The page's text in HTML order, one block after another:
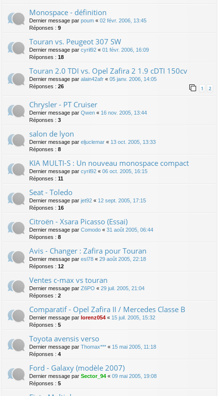
Monospace - définition
Dernier message par poum « 02 févr. 2006, 13:45
Réponses : 9
Touran vs. Peugeot 307 SW
Dernier message par cyril92 « 01 févr. 2006, 16:09
Réponses : 18
Touran 2.0 TDI vs. Opel Zafira 2 1.9 cDTI 150cv
Dernier message par alain42afr « 05 janv. 2006, 14:05
Réponses : 26 1 2
Chrysler - PT Cruiser
Dernier message par Qwen « 16 nov. 2005, 13:44
Réponses : 3
salon de lyon
Dernier message par eljuclemar « 13 oct. 2005, 13:33
Réponses : 8
KIA MULTI-S : Un nouveau monospace compact
Dernier message par cyril92 « 06 oct. 2005, 16:15
Réponses : 11
Seat - Toledo
Dernier message par jet92 « 12 sept. 2005, 17:15
Réponses : 16
Citroën - Xsara Picasso (Essai)
Dernier message par Comodo « 31 août 2005, 06:44
Réponses : 8
Avis - Changer : Zafira pour Touran
Dernier message par esl78 « 29 août 2005, 22:18
Réponses : 12
Ventes c-max vs touran
Dernier message par Z6PO « 29 juil. 2005, 21:04
Réponses : 2
Comparatif - Opel Zafira II / Mercedes Classe B
Dernier message par lorenz054 « 15 juil. 2005, 15:32
Réponses : 5
Toyota avensis verso
Dernier message par Thomax*** « 15 mai 2005, 11:18
Réponses : 4
Ford - Galaxy (modèle 2007)
Dernier message par Sector_94 « 09 mai 2005, 19:08
Réponses : 5